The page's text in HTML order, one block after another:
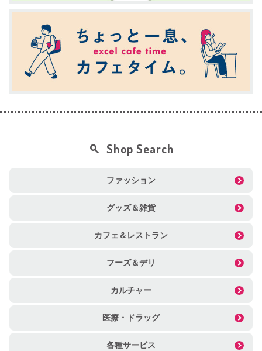
Shop Search
ファッション
グッズ＆雑貨
カフェ＆レストラン
フーズ＆デリ
カルチャー
医療・ドラッグ
各種サービス